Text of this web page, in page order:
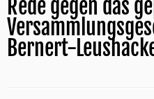
Rede gegen das
Bernert-